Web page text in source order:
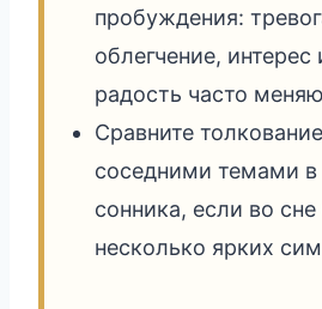
пробуждения:
облегчение, интерес
радость часто
Сравните
соседними темами в
сонника, если во
несколько ярких